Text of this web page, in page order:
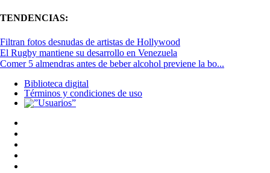
TENDENCIAS:
Filtran fotos desnudas de artistas de Hollywood
El Rugby mantiene su desarrollo en Venezuela
Comer 5 almendras antes de beber alcohol previene la bo...
Biblioteca digital
Términos y condiciones de uso